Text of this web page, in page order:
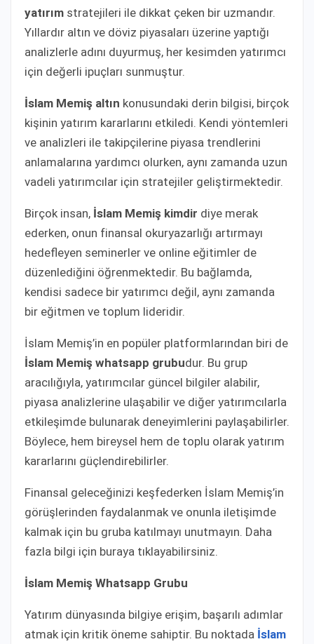
yatırım stratejileri ile dikkat çeken bir uzmandır.
Yıllardır altın ve döviz piyasaları üzerine yaptığı
analizlerle adını duyurmuş, her kesimden yatırımcı
için değerli ipuçları sunmuştur.
İslam Memiş altın konusundaki derin bilgisi, birçok
kişinin yatırım kararlarını etkiledi. Kendi yöntemleri
ve analizleri ile takipçilerine piyasa trendlerini
anlamalarına yardımcı olurken, aynı zamanda uzun
vadeli yatırımcılar için stratejiler geliştirmektedir.
Birçok insan, İslam Memiş kimdir diye merak
ederken, onun finansal okuryazarlığı artırmayı
hedefleyen seminerler ve online eğitimler de
düzenlediğini öğrenmektedir. Bu bağlamda,
kendisi sadece bir yatırımcı değil, aynı zamanda
bir eğitmen ve toplum lideridir.
İslam Memiş’in en popüler platformlarından biri de
İslam Memiş whatsapp grubudur. Bu grup
aracılığıyla, yatırımcılar güncel bilgiler alabilir,
piyasa analizlerine ulaşabilir ve diğer yatırımcılarla
etkileşimde bulunarak deneyimlerini paylaşabilirler.
Böylece, hem bireysel hem de toplu olarak yatırım
kararlarını güçlendirebilirler.
Finansal geleceğinizi keşfederken İslam Memiş’in
görüşlerinden faydalanmak ve onunla iletişimde
kalmak için bu gruba katılmayı unutmayın. Daha
fazla bilgi için buraya tıklayabilirsiniz.
İslam Memiş Whatsapp Grubu
Yatırım dünyasında bilgiye erişim, başarılı adımlar
atmak için kritik öneme sahiptir. Bu noktada İslam